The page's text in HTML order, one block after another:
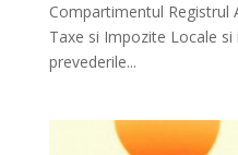
Compartimentul Registrul
Taxe si Impozite Locale
prevederile...